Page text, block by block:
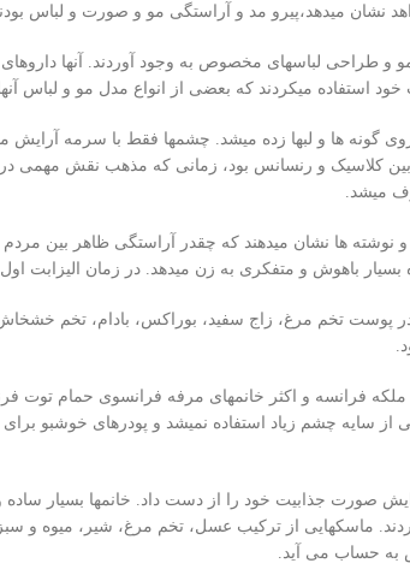
نشان میدهد،پیرو مد و آراستگی مو و صورت و لباس
و طراحی لباسهای مخصوص به وجود آوردند. آنها داروهای
استفاده میکردند که بعضی از انواع مدل مو و لباس
ها و لبها زده میشد. چشمها فقط با سرمه آرایش
بین کلاسیک و رنسانس بود، زمانی که مذهب نقش مهمی
میشد.
ها نشان میدهند که چقدر آراستگی ظاهر بین مردم
به زن میدهد. در زمان الیزابت اول (1558 تا 1603 میلادی) ماسکهای صورت متداول
پوست تخم مرغ، زاج سفید، بوراکس، بادام، تخم
(1755 تا 1793 میلادی) ملکه فرانسه و اکثر خانمهای مرفه
از سایه چشم زیاد استفاده نمیشد و پودرهای خوشبو
صورت جذابیت خود را از دست داد. خانمها بسیار
ماسکهایی از ترکیب عسل، تخم مرغ، شیر، میوه
به حساب می آید.